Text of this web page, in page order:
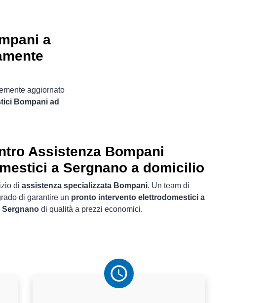
a
aggiornato
Bompani ad
Assistenza Bompani
a Sergnano a domicilio
di assistenza specializzata Bompani. Un team di
di garantire un pronto intervento elettrodomestici a
Sergnanodi qualità a prezzi economici.